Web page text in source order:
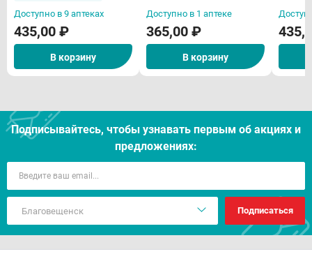
Доступно в 9 аптеках
435,00 ₽
В корзину
Доступно в 1 аптеке
365,00 ₽
В корзину
Подписывайтесь, чтобы узнавать первым об акцияx и
предложениях:
Подписаться